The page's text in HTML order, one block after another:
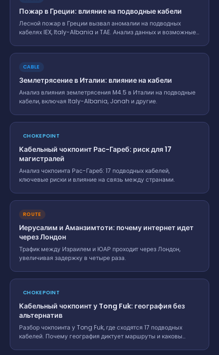
Пожар в Греции: влияние на подводные кабели
Лесной пожар в Греции вызвал аномалии на подводных
кабелях IEX, Italy-Albania и TAE. Анализ данных и возможные
CABLE
Землетрясение в Италии: влияние на кабели
Анализ влияния землетрясения M4.5 в Италии на подводные
кабели, включая Italy-Albania, Jonah и другие.
CHOKEPOINT
Кабельный чокпоинт Рас-Гареб: риск для 17
магистралей
Анализ чокпоинта Рас-Гареб: 17 подводных кабелей,
ключевые риски и влияние на связь между странами.
ROUTE
Иерусалим и Аманзимтоти: почему интернет идет
через Лондон
Трафик между Израилем и ЮАР проходит через Лондон,
увеличивая задержку в четыре раза.
CHOKEPOINT
Кабельный чокпоинт у Tong Fuk: география без
альтернатив
Разбор чокпоинта у Tong Fuk, где сходятся 17 подводных
кабелей. Почему география диктует маршруты и каковы